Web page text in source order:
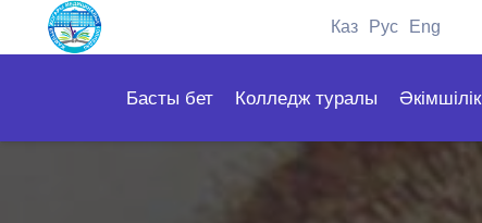
Каз Рус Eng
Басты бет Колледж туралы Әкімшілік